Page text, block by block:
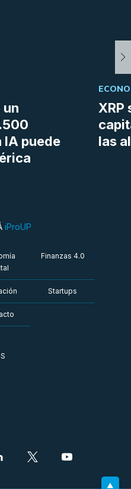
un
IA puede
XRP
las
iProUP
Finanzas 4.0
Startups